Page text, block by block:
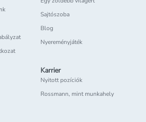
Sajtószoba
Blog
Nyereményjáték
Karrier
Nyitott pozíciók
Rossmann, mint munkahely